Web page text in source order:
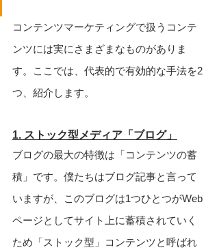
コンテンツマーケティングで扱うコンテ
ンツには実にさまざまなものがありま
す。ここでは、代表的で有効的な手法を2
つ、紹介します。
1. ストック型メディア「ブログ」
ブログの最大の特徴は「コンテンツの蓄
積」です。僕たちはブログ記事と言って
いますが、このブログは1つひとつがWeb
ページとしてサイト上に蓄積されていく
ため「ストック型」コンテンツと呼ばれ